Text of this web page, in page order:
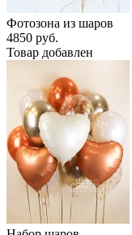
Фотозона из шаров
4850 руб.
Товар добавлен